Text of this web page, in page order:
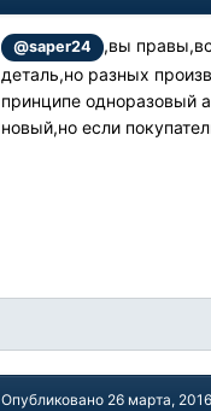
@saper24
,вы
деталь,но разных
принципе одноразовый
новый,но если
Опубликовано 26 марта, 2016